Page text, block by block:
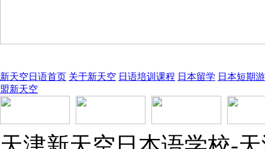
新天空日语首页 关于新天空 日语培训课程 日本留学 日本短期
盟新天空